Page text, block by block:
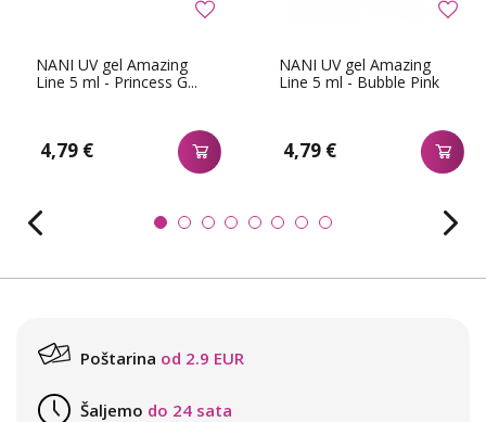
NANI UV gel Amazing
Line 5 ml - Princess G...
4,79 €
NANI UV gel Amazing
Line 5 ml - Bubble Pink
4,79 €
Poštarina od 2.9 EUR
Šaljemo do 24 sata